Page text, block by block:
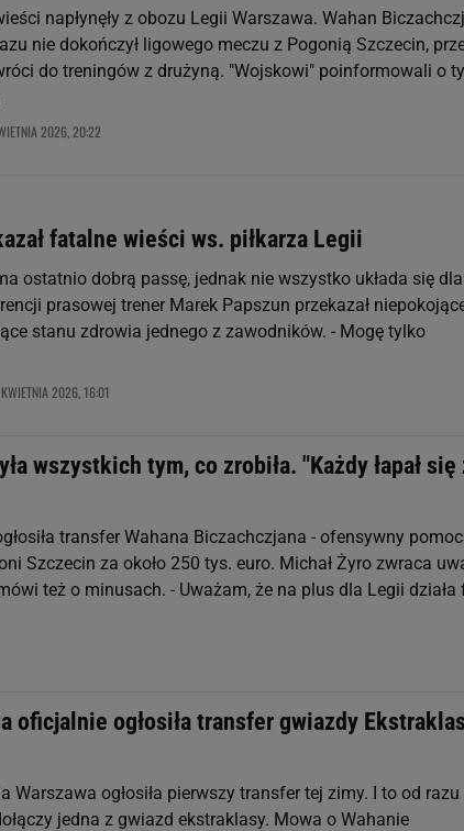
napłynęły z obozu Legii Warszawa. Wahan
nie dokończył ligowego meczu z Pogonią Szczecin,
do treningów z drużyną. "Wojskowi" poinformowali o
2026, 20:22
fatalne wieści ws. piłkarza Legii
ostatnio dobrą passę, jednak nie wszystko układa się
prasowej trener Marek Papszun przekazał
stanu zdrowia jednego z zawodników. - Mogę tylko
2026, 16:01
wszystkich tym, co zrobiła. "Każdy łapał się
transfer Wahana Biczachczjana - ofensywny
Szczecin za około 250 tys. euro. Michał Żyro zwraca
też o minusach. - Uważam, że na plus dla Legii działa
oficjalnie ogłosiła transfer gwiazdy
Warszawa ogłosiła pierwszy transfer tej zimy. I to od razu
jedna z gwiazd ekstraklasy. Mowa o Wahanie